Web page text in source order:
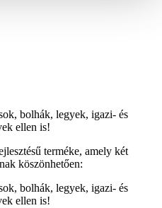
bolhák, legyek, igazi- és
ellen is!
terméke, amely két
köszönhetően:
bolhák, legyek, igazi- és
ellen is!